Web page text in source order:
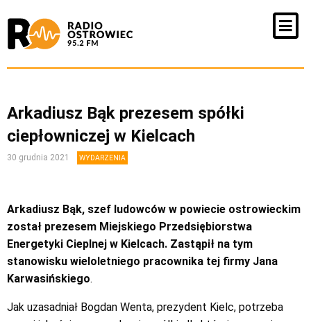
Arkadiusz Bąk prezesem spółki
ciepłowniczej w Kielcach
30 grudnia 2021 WYDARZENIA
Arkadiusz Bąk, szef ludowców w powiecie ostrowieckim
został prezesem Miejskiego Przedsiębiorstwa
Energetyki Cieplnej w Kielcach. Zastąpił na tym
stanowisku wieloletniego pracownika tej firmy Jana
Karwasińskiego.
Jak uzasadniał Bogdan Wenta, prezydent Kielc, potrzeba